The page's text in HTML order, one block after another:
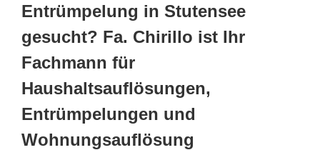
Entrümpelung in Stutensee
gesucht? Fa. Chirillo ist Ihr
Fachmann für
Haushaltsauflösungen,
Entrümpelungen und
Wohnungsauflösung